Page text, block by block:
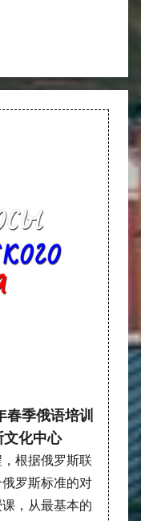
季俄语培训
文化中心
根据俄罗斯联
罗斯标准的对
，从最基本的